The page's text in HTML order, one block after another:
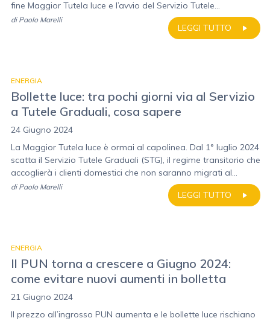
fine Maggior Tutela luce e l’avvio del Servizio Tutele...
LEGGI TUTTO
di Paolo Marelli
ENERGIA
Bollette luce: tra pochi giorni via al Servizio
a Tutele Graduali, cosa sapere
24 Giugno 2024
La Maggior Tutela luce è ormai al capolinea. Dal 1° luglio 2024
scatta il Servizio Tutele Graduali (STG), il regime transitorio che
accoglierà i clienti domestici che non saranno migrati al...
LEGGI TUTTO
di Paolo Marelli
ENERGIA
Il PUN torna a crescere a Giugno 2024:
come evitare nuovi aumenti in bolletta
21 Giugno 2024
Il prezzo all’ingrosso PUN aumenta e le bollette luce rischiano